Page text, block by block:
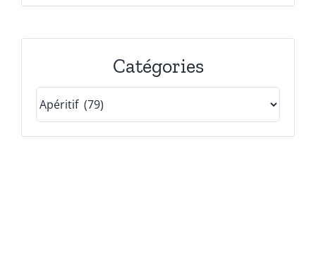
Catégories
Catégories